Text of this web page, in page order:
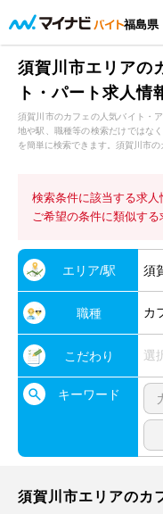
福島県
須賀川市エリアの
ト・パート求人情
須賀川市のカフェの人気バイト・
地や駅、職種等の検索だけではな
を簡単に検索できます。須賀川市
検索条件に該当する求人
ご希望の条件に類似する
エリア/駅 須
職種 カ
こだわり 選
キーワード
須賀川市エリアのカ